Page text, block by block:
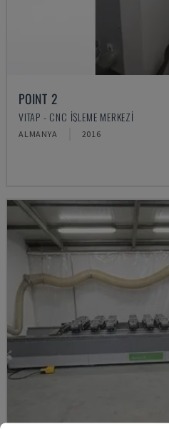
POINT 2
VITAP - CNC İŞLEME MERKEZI
ALMANYA 2016